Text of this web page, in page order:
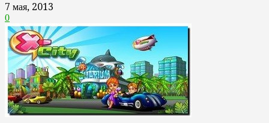
7 мая, 2013
0